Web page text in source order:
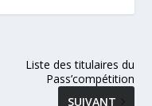
Liste des titulaires du
Pass’compétition
SUIVANT